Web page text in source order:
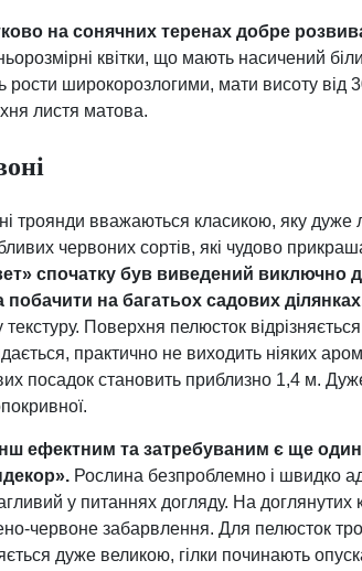
на сонячних теренах добре
квітки, що мають насичений
рости широкорозлогими, мати висоту
листя матова.
троянди вважаються класикою, яку дуже
червоних сортів, які чудово
спочатку був виведений виключно
побачити на багатьох садових
текстуру. Поверхня пелюсток
практично не виходить ніяких
посадок становить приблизно 1,4 м.
ефектним та затребуваним є ще
Рослина безпроблемно і швидко
у питаннях догляду. На
червоне забарвлення. Для пелюсток
дуже великою, гілки починають